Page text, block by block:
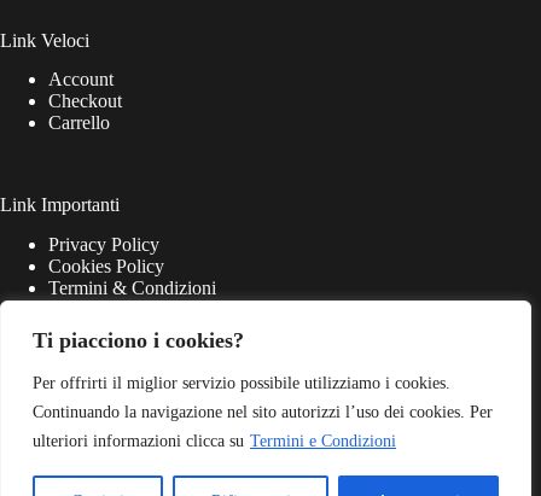
Ti piacciono i cookies?
Per offrirti il miglior servizio possibile utilizziamo i cookies.
Continuando la navigazione nel sito autorizzi l’uso dei cookies. Per
ulteriori informazioni clicca su Termini e Condizioni
Link Veloci
Account
Checkout
Carrello
Link Importanti
Privacy Policy
Cookies Policy
Termini & Condizioni